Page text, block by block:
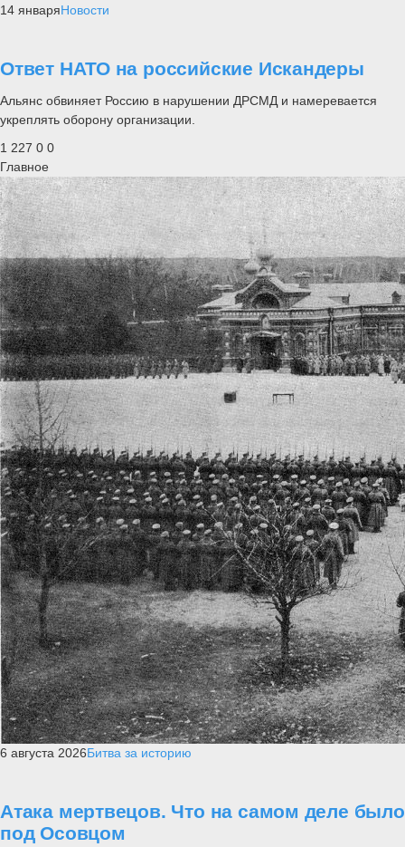
14 январяНовости
Ответ НАТО на российские Искандеры
Альянс обвиняет Россию в нарушении ДРСМД и намеревается
укреплять оборону организации.
1 227 0 0
Главное
6 августа 2026Битва за историю
Атака мертвецов. Что на самом деле было
под Осовцом